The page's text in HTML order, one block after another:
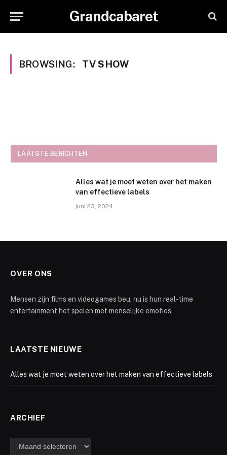
Grandcabaret
BROWSING: TV SHOW
LAATSTE BERICHTEN
Alles wat je moet weten over het maken
van effectieve labels
juni 23, 2024
OVER ONS
Mensen zijn films en videogames beu, nu is hun real-time
entertainment het spelen met menselijke emoties.
LAATSTE NIEUWE
Alles wat je moet weten over het maken van effectieve labels
ARCHIEF
Archief